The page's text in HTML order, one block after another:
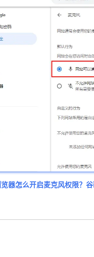
器怎么开启麦克风权限？